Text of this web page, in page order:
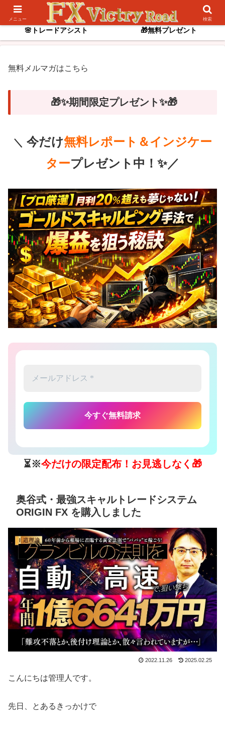
📌逆張りスキャル ✨ゴールド専用インジ
🌸トレードアシスト 🎁無料プレゼント
無料メルマガはこちら
🎁✨期間限定プレゼント✨🎁
＼ 今だけ無料レポート＆インジケー
タープレゼント中！✨／
⏳※今だけの限定配布！お見逃しなく🎁
奥谷式・最強スキャルトレードシステム
ORIGIN FX を購入しました
2022.11.26 2025.02.25
こんにちは管理人です。
先日、とあるきっかけで
メニュー 検索